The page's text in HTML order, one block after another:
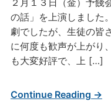
２月１３日（金）予餞
の話」を上演しました
劇でしたが、生徒の皆
に何度も歓声が上がり
も大変好評で、上 […]
Continue Reading →